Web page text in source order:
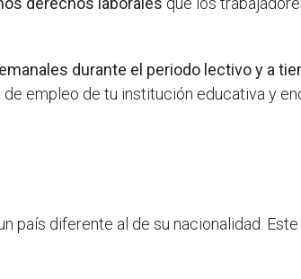
durante el periodo lectivo y a
de empleo de tu institución educativa y
país diferente al de su nacionalidad.